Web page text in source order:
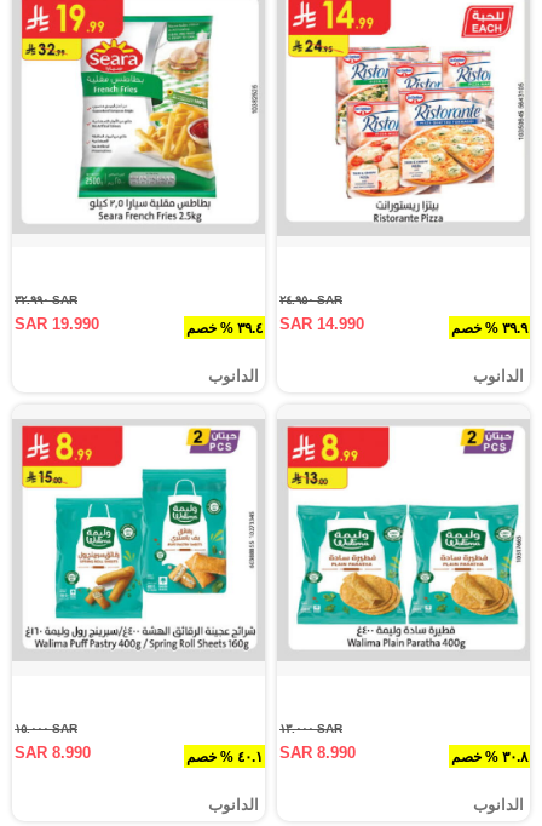
٣٩.٩ % خصم
SAR ٢٤.٩٥٠
SAR 14.990
الدانوب
٣٩.٤ % خصم
SAR ٣٢.٩٩٠
SAR 19.990
الدانوب
٣٠.٨ % خصم
SAR ١٣.٠٠٠
SAR 8.990
الدانوب
٤٠.١ % خصم
SAR ١٥.٠٠٠
SAR 8.990
الدانوب